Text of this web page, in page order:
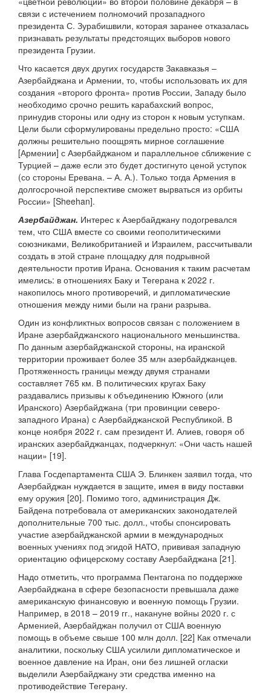
связи с истечением полномочий прозападного
президента С. Зурабишвили, которая заранее отказалась
признавать результаты предстоящих выборов нового
президента Грузии.
Что касается двух других государств Закавказья –
Азербайджана и Армении, то, чтобы использовать их для
создания «второго фронта» против России, Западу было
необходимо срочно решить карабахский вопрос,
принудив стороны или одну из сторон к новым уступкам.
Цели были сформулированы предельно просто: «США
должны решительно поощрять мирное соглашение
[Армении] с Азербайджаном и параллельное сближение с
Турцией – даже если это будет достигнуто ценой уступок
(со стороны Еревана. – А. А.). Только тогда Армения в
долгосрочной перспективе сможет вырваться из орбиты
России» [Sheehan].
Азербайджан. Интерес к Азербайджану подогревался
тем, что США вместе со своими геополитическими
союзниками, Великобританией и Израилем, рассчитывали
создать в этой стране площадку для подрывной
деятельности против Ирана. Основания к таким расчетам
имелись: в отношениях Баку и Тегерана к 2022 г.
накопилось много противоречий, и дипломатические
отношения между ними были на грани разрыва.
Один из конфликтных вопросов связан с положением в
Иране азербайджанского национального меньшинства.
По данным азербайджанской стороны, на иранской
территории проживает более 35 млн азербайджанцев.
Протяженность границы между двумя странами
составляет 765 км. В политических кругах Баку
раздавались призывы к объединению Южного (или
Иранского) Азербайджана (три провинции северо-
западного Ирана) с Азербайджанской Республикой. В
конце ноября 2022 г. сам президент И. Алиев, говоря об
иранских азербайджанцах, подчеркнул: «Они часть нашей
нации» [19].
Глава Госдепартамента США Э. Блинкен заявил тогда, что
Азербайджан нуждается в защите, имея в виду поставки
ему оружия [20]. Помимо того, администрация Дж.
Байдена потребовала от американских законодателей
дополнительные 700 тыс. долл., чтобы спонсировать
участие азербайджанской армии в международных
военных учениях под эгидой НАТО, прививая западную
ориентацию офицерскому составу Азербайджана [21].
Надо отметить, что программа Пентагона по поддержке
Азербайджана в сфере безопасности превышала даже
американскую финансовую и военную помощь Грузии.
Например, в 2018 – 2019 гг., накануне войны 2020 г. с
Арменией, Азербайджан получил от США военную
помощь в объеме свыше 100 млн долл. [22] Как отмечали
аналитики, поскольку США усилили дипломатическое и
военное давление на Иран, они без лишней огласки
выделили Азербайджану эти средства именно на
противодействие Тегерану.